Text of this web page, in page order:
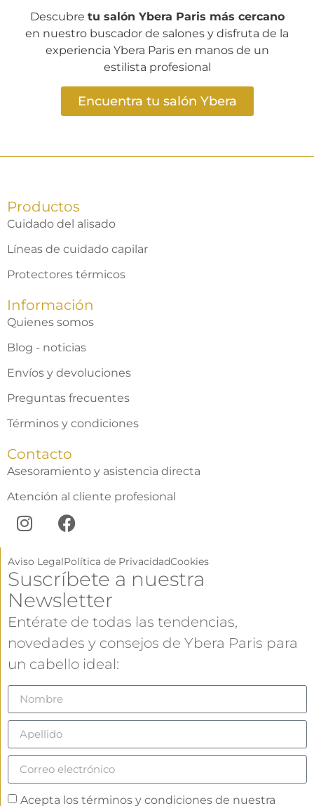
Descubre tu salón Ybera Paris más cercano
en nuestro buscador de salones y disfruta de la
experiencia Ybera Paris en manos de un
estilista profesional
Encuentra tu salón Ybera
Productos
Cuidado del alisado
Líneas de cuidado capilar
Protectores térmicos
Información
Quienes somos
Blog - noticias
Envíos y devoluciones
Preguntas frecuentes
Términos y condiciones
Contacto
Asesoramiento y asistencia directa
Atención al cliente profesional
Aviso LegalPolítica de PrivacidadCookies
Suscríbete a nuestra
Newsletter
Entérate de todas las tendencias,
novedades y consejos de Ybera Paris para
un cabello ideal:
Acepta los términos y condiciones de nuestra